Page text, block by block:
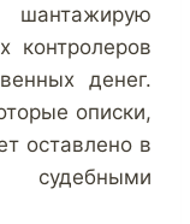
контролеров
денег.
описки,
оставлено в